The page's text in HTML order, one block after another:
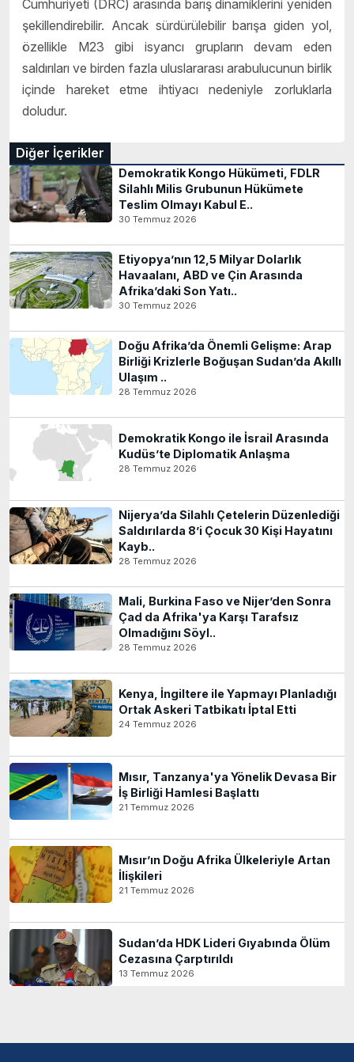
Cumhuriyeti (DRC) arasında barış dinamiklerini yeniden
şekillendirebilir. Ancak sürdürülebilir barışa giden yol,
özellikle M23 gibi isyancı grupların devam eden
saldırıları ve birden fazla uluslararası arabulucunun birlik
içinde hareket etme ihtiyacı nedeniyle zorluklarla
doludur.
Diğer İçerikler
Demokratik Kongo Hükümeti, FDLR
Silahlı Milis Grubunun Hükümete
Teslim Olmayı Kabul E..
30 Temmuz 2026
Etiyopya’nın 12,5 Milyar Dolarlık
Havaalanı, ABD ve Çin Arasında
Afrika’daki Son Yatı..
30 Temmuz 2026
Doğu Afrika’da Önemli Gelişme: Arap
Birliği Krizlerle Boğuşan Sudan’da Akıllı
Ulaşım ..
28 Temmuz 2026
Demokratik Kongo ile İsrail Arasında
Kudüs’te Diplomatik Anlaşma
28 Temmuz 2026
Nijerya’da Silahlı Çetelerin Düzenlediği
Saldırılarda 8’i Çocuk 30 Kişi Hayatını
Kayb..
28 Temmuz 2026
Mali, Burkina Faso ve Nijer’den Sonra
Çad da Afrika'ya Karşı Tarafsız
Olmadığını Söyl..
28 Temmuz 2026
Kenya, İngiltere ile Yapmayı Planladığı
Ortak Askeri Tatbikatı İptal Etti
24 Temmuz 2026
Mısır, Tanzanya'ya Yönelik Devasa Bir
İş Birliği Hamlesi Başlattı
21 Temmuz 2026
Mısır’ın Doğu Afrika Ülkeleriyle Artan
İlişkileri
21 Temmuz 2026
Sudan’da HDK Lideri Gıyabında Ölüm
Cezasına Çarptırıldı
13 Temmuz 2026